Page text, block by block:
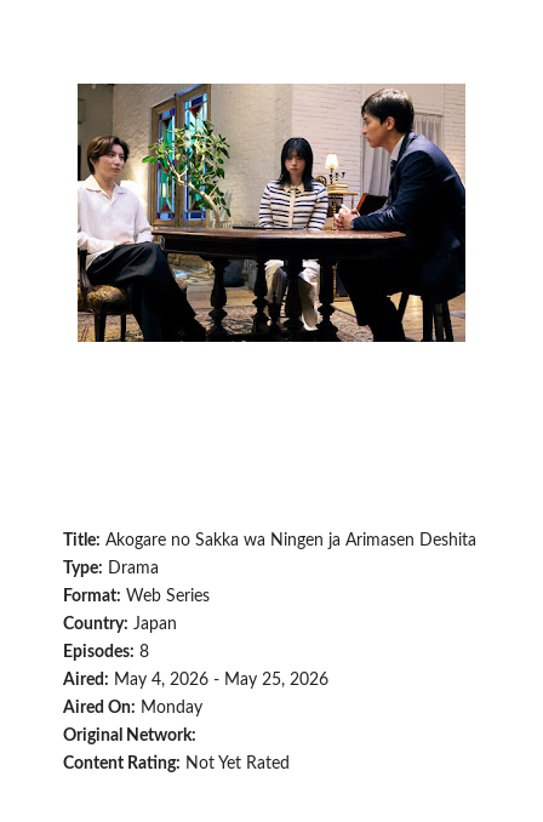
Title: Akogare no Sakka wa Ningen ja Arimasen Deshita
Type:
Drama
Format: Web Series
Country: Japan
Episodes: 8
Aired: May 4, 2026 - May 25, 2026
Aired On: Monday
Original Network:
Content Rating: Not Yet Rated